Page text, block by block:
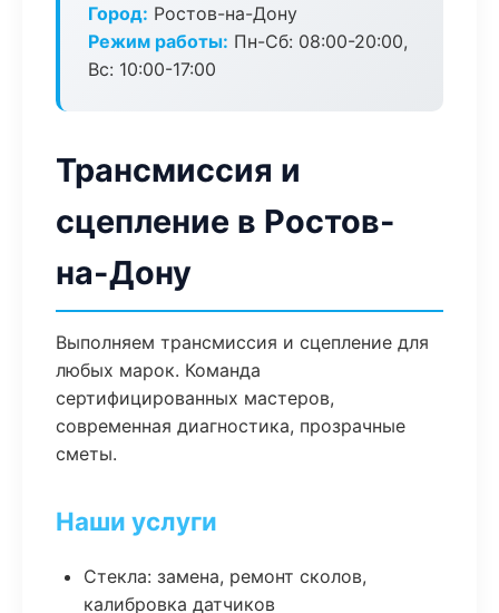
Город: Ростов-на-Дону
Режим работы: Пн-Сб: 08:00-20:00,
Вс: 10:00-17:00
Трансмиссия и
сцепление в Ростов-
на-Дону
Выполняем трансмиссия и сцепление для
любых марок. Команда
сертифицированных мастеров,
современная диагностика, прозрачные
сметы.
Наши услуги
Стекла: замена, ремонт сколов,
калибровка датчиков